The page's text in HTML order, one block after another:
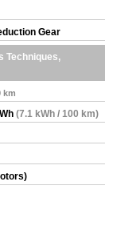
Gear
Techniques,
km
(7.1 kWh / 100 km)